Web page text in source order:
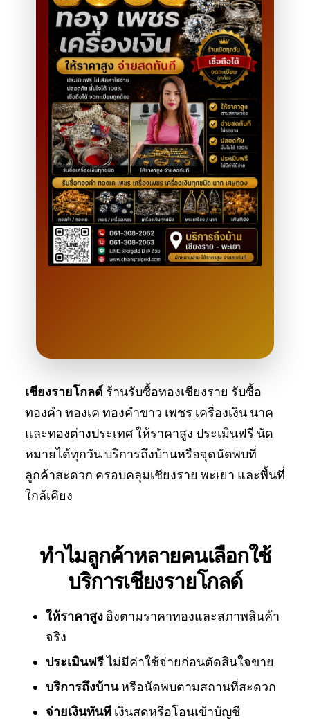
เชียงรายโกลด์ ร้านรับซื้อทองเชียงราย รับซื้อ
ทองคำ ทองเค ทองคำขาว เพชร เครื่องเงิน นาค
และทองต่างประเทศ ให้ราคาสูง ประเมินฟรี นัด
หมายได้ทุกวัน บริการถึงบ้านหรือจุดนัดพบที่
ลูกค้าสะดวก ครอบคลุมเชียงราย พะเยา และพื้นที่
ใกล้เคียง
ทำไมลูกค้าหลายคนเลือกใช้
บริการเชียงรายโกลด์
ให้ราคาสูง อิงตามราคาทองและสภาพสินค้า
จริง
ประเมินฟรีไม่มีค่าใช้จ่ายก่อนตัดสินใจขาย
บริการถึงบ้านหรือนัดพบตามสถานที่สะดวก
จ่ายเงินทันที เงินสดหรือโอนเข้าบัญชี